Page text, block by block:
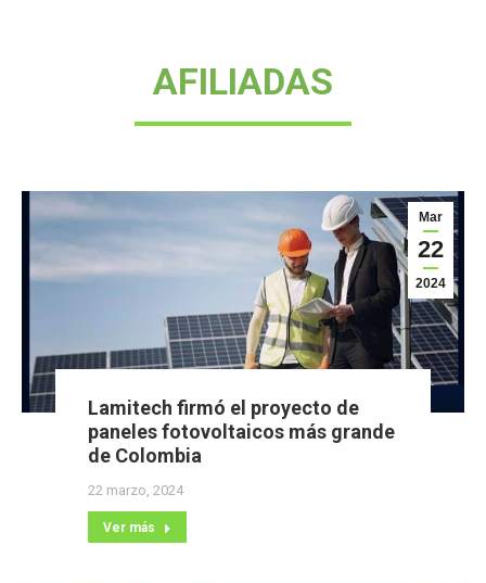
AFILIADAS
Mar
22
2024
Lamitech firmó el proyecto de
paneles fotovoltaicos más grande
de Colombia
22 marzo, 2024
Ver más